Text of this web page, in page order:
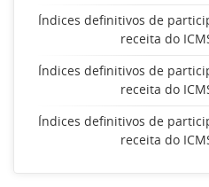
Índices definitivos de
receita do
Índices definitivos de
receita do
Índices definitivos de
receita do